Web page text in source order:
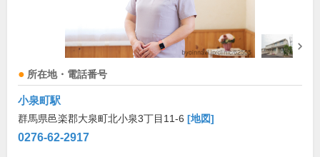
所在地・電話番号
小泉町駅
群馬県邑楽郡大泉町北小泉3丁目11-6 [地図]
0276-62-2917